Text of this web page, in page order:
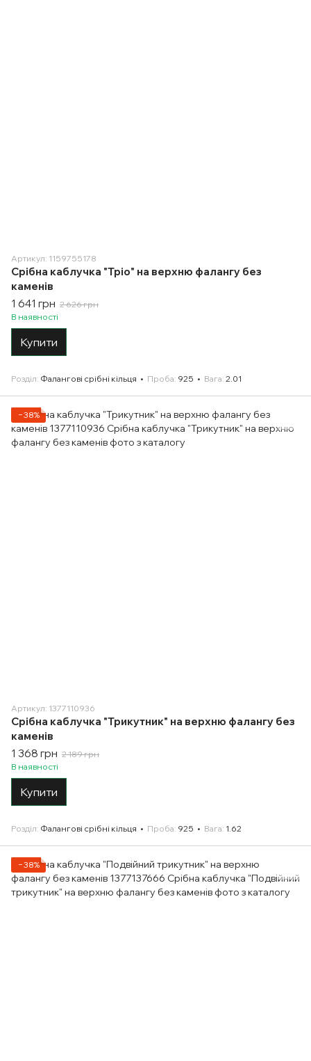
Артикул: 1159755178
Срібна каблучка "Тріо" на верхню фалангу без
каменів
1 641 грн 2 626 грн
В наявності
Купити
Розділ Фалангові срібні кільця Проба 925 Вага 2.01
−38%
Артикул: 1377110936
Срібна каблучка "Трикутник" на верхню фалангу без
каменів
1 368 грн 2 189 грн
В наявності
Купити
Розділ Фалангові срібні кільця Проба 925 Вага 1.62
−38%